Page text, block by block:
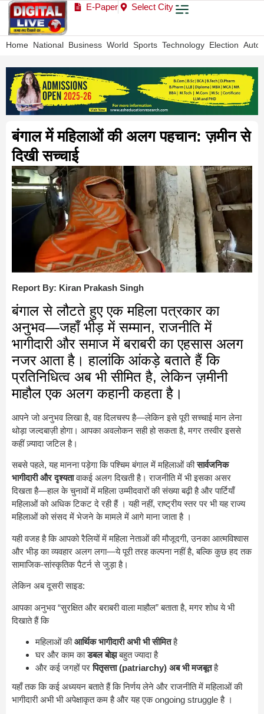
E-Paper Select City
Home National Business World Sports Technology Election Auto
बंगाल में महिलाओं की अलग पहचान: ज़मीन से
दिखी सच्चाई
Report By: Kiran Prakash Singh
बंगाल से लौटते हुए एक महिला पत्रकार का
अनुभव—जहाँ भीड़ में सम्मान, राजनीति में
भागीदारी और समाज में बराबरी का एहसास अलग
नजर आता है। हालांकि आंकड़े बताते हैं कि
प्रतिनिधित्व अब भी सीमित है, लेकिन ज़मीनी
माहौल एक अलग कहानी कहता है।
आपने जो अनुभव लिखा है, वह दिलचस्प है—लेकिन इसे पूरी सच्चाई मान लेना
थोड़ा जल्दबाज़ी होगा। आपका अवलोकन सही हो सकता है, मगर तस्वीर इससे
कहीं ज़्यादा जटिल है।
सबसे पहले, यह मानना पड़ेगा किपश्चिम बंगालमें महिलाओं कीसार्वजनिक
भागीदारी और दृश्यतावाकई अलग दिखती है। राजनीति में भी इसका असर
दिखता है—हाल के चुनावों में महिला उम्मीदवारों की संख्या बढ़ी है और पार्टियाँ
महिलाओं को अधिक टिकट दे रही हैं । यही नहीं, राष्ट्रीय स्तर पर भी यह राज्य
महिलाओं को संसद में भेजने के मामले में आगे माना जाता है ।
यही वजह है कि आपको रैलियों में महिला नेताओं की मौजूदगी, उनका आत्मविश्वास
और भीड़ का व्यवहार अलग लगा—ये पूरी तरह कल्पना नहीं है, बल्कि कुछ हद तक
सामाजिक-सांस्कृतिक पैटर्न से जुड़ा है।
लेकिन अब दूसरी साइड:
आपका अनुभव “सुरक्षित और बराबरी वाला माहौल” बताता है, मगर शोध ये भी
दिखाते हैं कि
महिलाओं कीआर्थिक भागीदारी अभी भी सीमितहै
घर और काम काडबल बोझबहुत ज्यादा है
और कई जगहों परपितृसत्ता (patriarchy) अब भी मजबूतहै
यहाँ तक कि कई अध्ययन बताते हैं कि निर्णय लेने और राजनीति में महिलाओं की
भागीदारी अभी भी अपेक्षाकृत कम है और यह एक ongoing struggle है ।